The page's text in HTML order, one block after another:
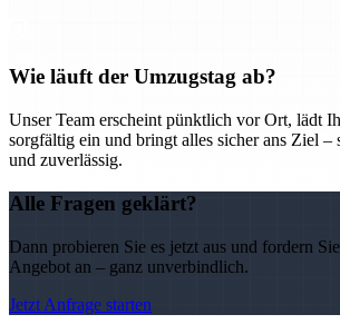
Wie läuft der Umzugstag ab?
Unser Team erscheint pünktlich vor Ort, lädt
sorgfältig ein und bringt alles sicher ans Ziel –
und zuverlässig.
Alle Fragen geklärt?
Dann probieren Sie es jetzt aus und fordern
Angebot an – ganz unverbindlich.
Jetzt Anfrage starten